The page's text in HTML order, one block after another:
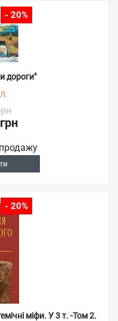
- 20%
дороги"
- 20%
міфи. У 3 т. -Том 2.